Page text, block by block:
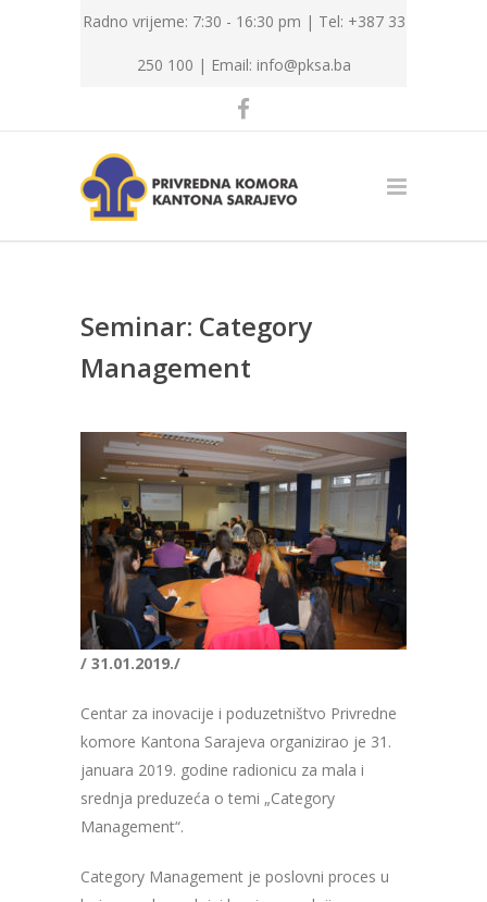
Radno vrijeme: 7:30 - 16:30 pm | Tel: +387 33
250 100 | Email: info@pksa.ba
Seminar: Category
Management
/ 31.01.2019./
Centar za inovacije i poduzetništvo Privredne
komore Kantona Sarajeva organizirao je 31.
januara 2019. godine radionicu za mala i
srednja preduzeća o temi „Category
Management“.
Category Management je poslovni proces u